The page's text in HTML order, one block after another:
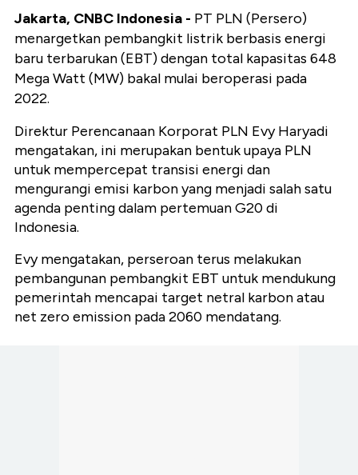
Jakarta, CNBC Indonesia - PT PLN (Persero)
menargetkan pembangkit listrik berbasis energi
baru terbarukan (EBT) dengan total kapasitas 648
Mega Watt (MW) bakal mulai beroperasi pada
2022.
Direktur Perencanaan Korporat PLN Evy Haryadi
mengatakan, ini merupakan bentuk upaya PLN
untuk mempercepat transisi energi dan
mengurangi emisi karbon yang menjadi salah satu
agenda penting dalam pertemuan G20 di
Indonesia.
Evy mengatakan, perseroan terus melakukan
pembangunan pembangkit EBT untuk mendukung
pemerintah mencapai target netral karbon atau
net zero emission pada 2060 mendatang.